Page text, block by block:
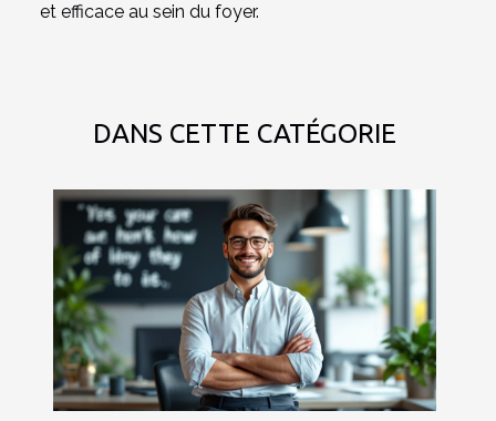
et efficace au sein du foyer.
DANS CETTE CATÉGORIE